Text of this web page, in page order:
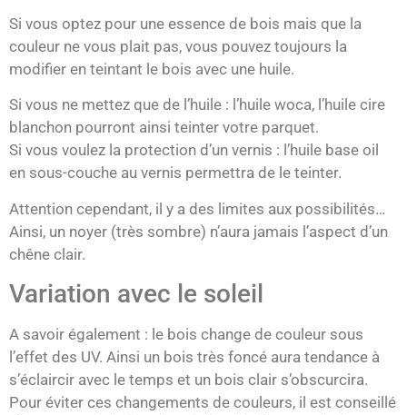
Si vous optez pour une essence de bois mais que la
couleur ne vous plait pas, vous pouvez toujours la
modifier en teintant le bois avec une huile.
Si vous ne mettez que de l’huile : l’huile woca, l’huile cire
blanchon pourront ainsi teinter votre parquet.
Si vous voulez la protection d’un vernis : l’huile base oil
en sous-couche au vernis permettra de le teinter.
Attention cependant, il y a des limites aux possibilités…
Ainsi, un noyer (très sombre) n’aura jamais l’aspect d’un
chêne clair.
Variation avec le soleil
A savoir également : le bois change de couleur sous
l’effet des UV. Ainsi un bois très foncé aura tendance à
s’éclaircir avec le temps et un bois clair s’obscurcira.
Pour éviter ces changements de couleurs, il est conseillé